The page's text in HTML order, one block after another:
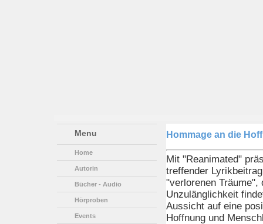
Hommage an die
Mit "Reanimated"
treffender
"verlorenen Träume",
Unzulänglichkeit
Aussicht auf eine
Hoffnung und
Menu
Home
Autorin
Bücher - Audio
Hörproben
Events